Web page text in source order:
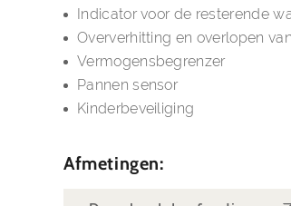
Indicator voor de resterende
Oververhitting en overlopen
Vermogensbegrenzer
Pannen sensor
Kinderbeveiliging
Afmetingen: